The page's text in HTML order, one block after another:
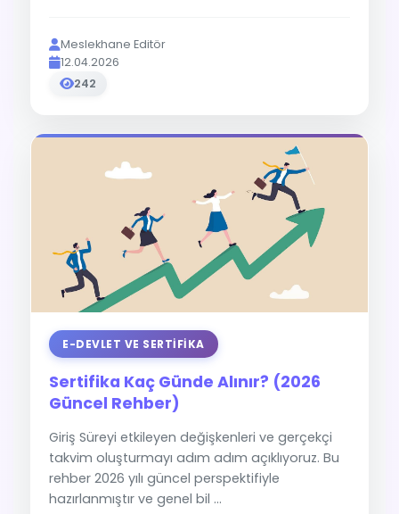
Meslekhane Editör
12.04.2026
242
E-DEVLET VE SERTIFIKA
Sertifika Kaç Günde Alınır? (2026
Güncel Rehber)
Giriş Süreyi etkileyen değişkenleri ve gerçekçi
takvim oluşturmayı adım adım açıklıyoruz. Bu
rehber 2026 yılı güncel perspektifiyle
hazırlanmıştır ve genel bil ...